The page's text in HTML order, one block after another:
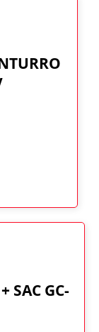
SAC GC-